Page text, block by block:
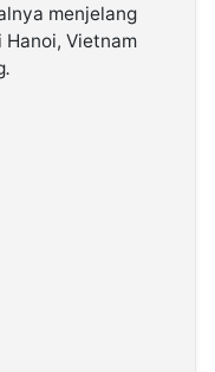
menjelang
Hanoi, Vietnam
.